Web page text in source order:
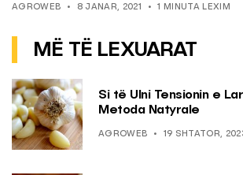
AGROWEB 8 JANAR, 2021 1 MINUTA LEXIM
MË TË LEXUARAT
Si të Ulni Tensionin e
Metoda Natyrale
AGROWEB 19 SHTATOR,